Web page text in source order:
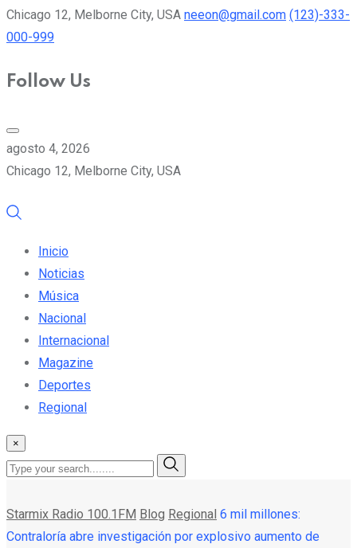
Chicago 12, Melborne City, USA neeon@gmail.com (123)-333-
000-999
Follow Us
agosto 4, 2026
Chicago 12, Melborne City, USA
Inicio
Noticias
Música
Nacional
Internacional
Magazine
Deportes
Regional
×
Starmix Radio 100.1FM Blog Regional 6 mil millones:
Contraloría abre investigación por explosivo aumento de